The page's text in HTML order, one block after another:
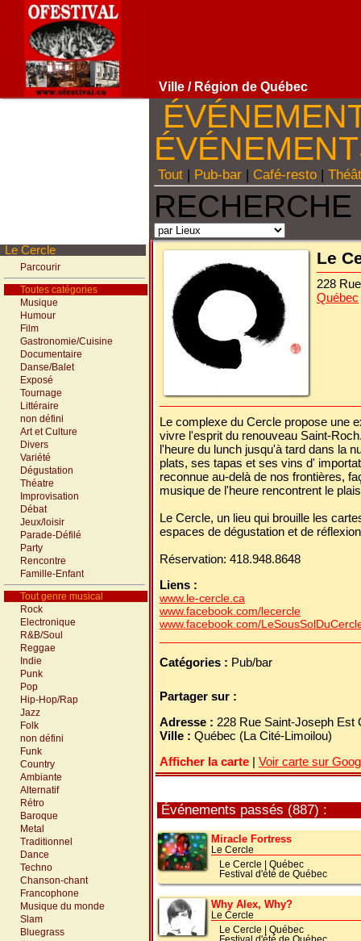
Ville / Région de Québec
Le Cercle
Parcourir
Toutes catégories
Musique
Humour
Film
Gastronomie/Cuisine
Documentaire
Danse/Balet
Exposé
Tournage
Littéraire
non défini
Art et Culture
Divers
Variété
Dégustation
Théatre
Improvisation
Débat
Jeux/loisir
Parade-Défilé
Party
Rencontre
Famille-Enfant
Tout genre musical
Rock
Electronique
R&B/Soul
Reggae
Indie
Punk
Pop
Hip-Hop/Rap
Jazz
Folk
non défini
Funk
Country
Ambiante
Alternatif
Rétro
Baroque
Metal
Traditionnel
Dance
Techno
Chanson-chant
Francophone
Musique du monde
Slam
Bluegrass
Tout | Pub-bar | Café-resto |
Le
228
Québec
Le complexe du Cercle propose une
vivre l'esprit du renouveau Saint-
l'heure du lunch jusqu'à tard dans la
plats, ses tapas et ses vins d'
reconnue au-delà de nos frontières,
musique de l'heure rencontrent le
Le Cercle, un lieu qui brouille les
espaces de dégustation et de
Réservation: 418.948.8648
Liens :
www.le-cercle.ca
www.facebook.com/lecercle
www.facebook.com/
Catégories : Pub/bar
Partager sur :
Adresse : 228 Rue Saint-Joseph Est
Ville : Québec (La Cité-Limoilou)
Afficher la carte | Voir carte sur
Événements passés (887) :
Miracle Fortress
Le Cercle
Le Cercle
Québec
Festival d'été de Québec
Why Alex, Why?
Le Cercle
Le Cercle
Québec